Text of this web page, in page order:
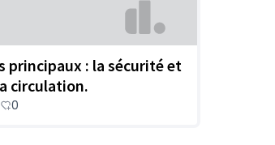
principaux : la sécurité et
circulation.
0